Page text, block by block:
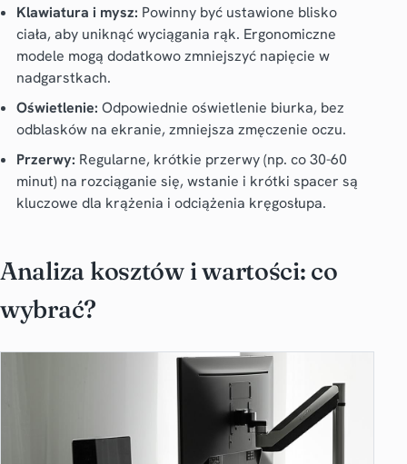
Klawiatura i mysz: Powinny być ustawione blisko
ciała, aby uniknąć wyciągania rąk. Ergonomiczne
modele mogą dodatkowo zmniejszyć napięcie w
nadgarstkach.
Oświetlenie: Odpowiednie oświetlenie biurka, bez
odblasków na ekranie, zmniejsza zmęczenie oczu.
Przerwy: Regularne, krótkie przerwy (np. co 30-60
minut) na rozciąganie się, wstanie i krótki spacer są
kluczowe dla krążenia i odciążenia kręgosłupa.
Analiza kosztów i wartości: co
wybrać?